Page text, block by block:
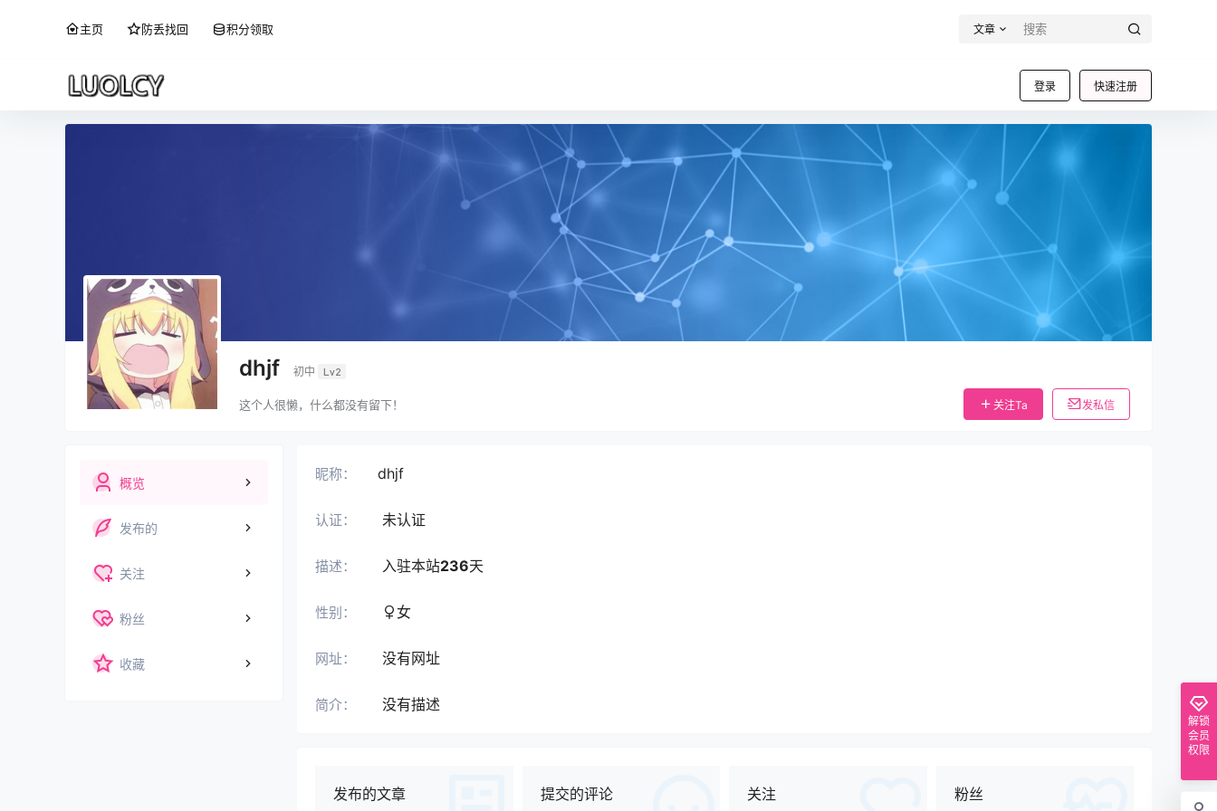
主页 防丢找回 积分领取 文章
登录 快速注册
dhjf 初中 Lv2
这个人很懒，什么都没有留下！ 关注Ta 发私信
概览
发布的
关注
粉丝
收藏
昵称： dhjf
认证： 未认证
描述： 入驻本站236天
性别： 女
网址： 没有网址
简介： 没有描述
发布的文章 提交的评论 关注 粉丝
解锁
会员
权限